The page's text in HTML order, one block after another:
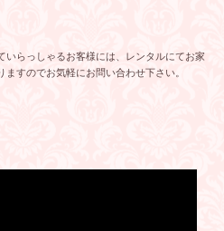
いらっしゃるお客様には、レンタルにてお家
すのでお気軽にお問い合わせ下さい。